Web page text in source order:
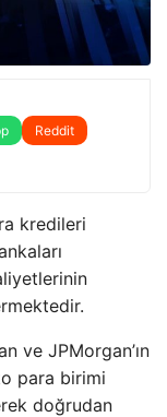
Reddit
kredileri
ve JPMorgan’ın
para birimi
doğrudan